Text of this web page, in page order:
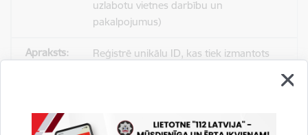
uzlabotu vietnes darbību un
pakalpojumus)
Reģistrē unikālu ID, kas tiek izmantots